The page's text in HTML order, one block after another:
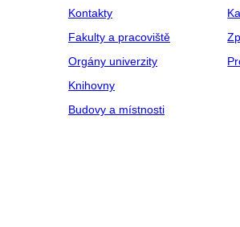
Kontakty
Fakulty a pracoviště
Orgány univerzity
Knihovny
Budovy a místnosti